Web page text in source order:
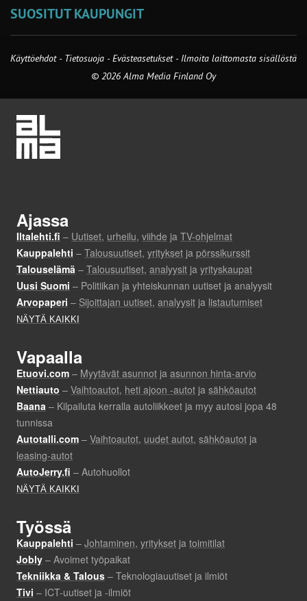
SUOSITUT KAUPUNGIT
Käyttöehdot - Tietosuoja -Evästeasetukset- Ilmoita laittomasta sisällöstä
© 2026 Alma Media Finland Oy